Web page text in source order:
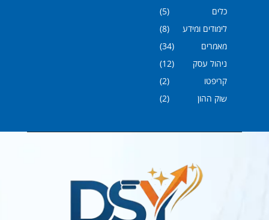
כלים
(5)
לימודים ומידע
(8)
מאמרים
(34)
ניהול עסק
(12)
קריפטו
(2)
שוק ההון
(2)